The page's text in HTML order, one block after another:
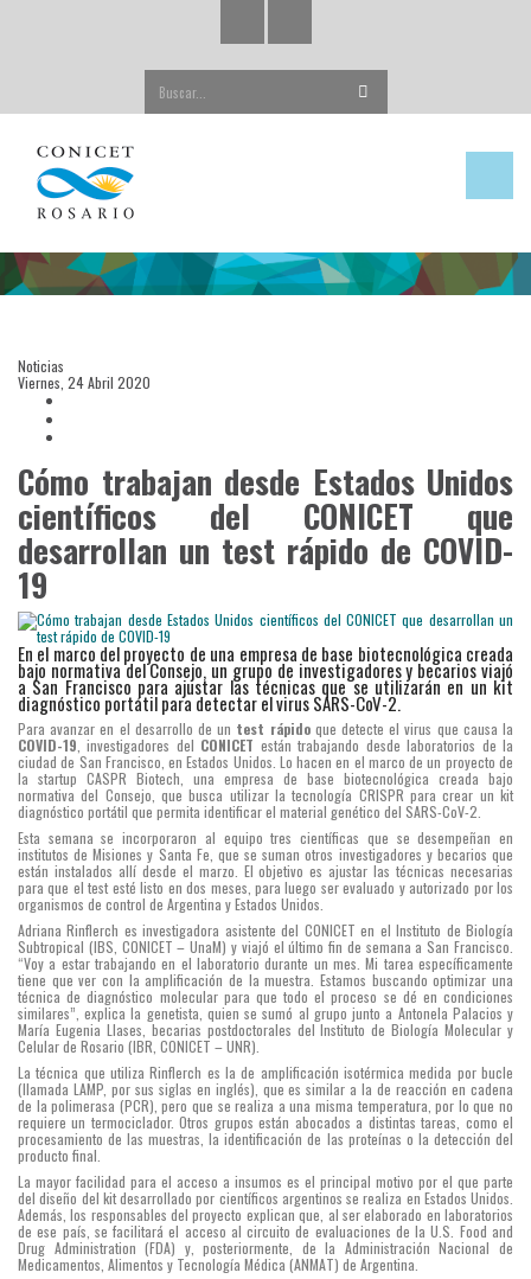
Noticias
Viernes, 24 Abril 2020
Cómo trabajan desde Estados Unidos
científicos del CONICET que
desarrollan un test rápido de COVID-
19
En el marco del proyecto de una empresa de base biotecnológica creada
bajo normativa del Consejo, un grupo de investigadores y becarios viajó
a San Francisco para ajustar las técnicas que se utilizarán en un kit
diagnóstico portátil para detectar el virus SARS-CoV-2.
Para avanzar en el desarrollo de un test rápidoque detecte el virus que causa la
COVID-19, investigadores del CONICET están trabajando desde laboratorios de la
ciudad de San Francisco, en Estados Unidos. Lo hacen en el marco de un proyecto de
la startup CASPR Biotech, una empresa de base biotecnológica creada bajo
normativa del Consejo, que busca utilizar la tecnología CRISPR para crear un kit
diagnóstico portátil que permita identificar el material genético del SARS-CoV-2.
Esta semana se incorporaron al equipo tres científicas que se desempeñan en
institutos de Misiones y Santa Fe, que se suman otros investigadores y becarios que
están instalados allí desde el marzo. El objetivo es ajustar las técnicas necesarias
para que el test esté listo en dos meses, para luego ser evaluado y autorizado por los
organismos de control de Argentina y Estados Unidos.
Adriana Rinflerch es investigadora asistente del CONICET en el Instituto de Biología
Subtropical (IBS, CONICET – UnaM) y viajó el último fin de semana a San Francisco.
“Voy a estar trabajando en el laboratorio durante un mes. Mi tarea específicamente
tiene que ver con la amplificación de la muestra. Estamos buscando optimizar una
técnica de diagnóstico molecular para que todo el proceso se dé en condiciones
similares”, explica la genetista, quien se sumó al grupo junto a Antonela Palacios y
María Eugenia Llases, becarias postdoctorales del Instituto de Biología Molecular y
Celular de Rosario (IBR, CONICET – UNR).
La técnica que utiliza Rinflerch es la de amplificación isotérmica medida por bucle
(llamada LAMP, por sus siglas en inglés), que es similar a la de reacción en cadena
de la polimerasa (PCR), pero que se realiza a una misma temperatura, por lo que no
requiere un termociclador. Otros grupos están abocados a distintas tareas, como el
procesamiento de las muestras, la identificación de las proteínas o la detección del
producto final.
La mayor facilidad para el acceso a insumos es el principal motivo por el que parte
del diseño del kit desarrollado por científicos argentinos se realiza en Estados Unidos.
Además, los responsables del proyecto explican que, al ser elaborado en laboratorios
de ese país, se facilitará el acceso al circuito de evaluaciones de la U.S. Food and
Drug Administration (FDA) y, posteriormente, de la Administración Nacional de
Medicamentos, Alimentos y Tecnología Médica (ANMAT) de Argentina.